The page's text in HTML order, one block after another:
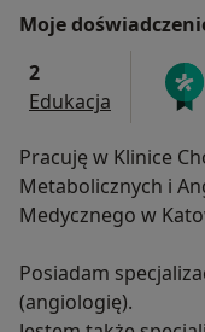
Moje
2
Edukacja
Pracuję w Klinice
Metabolicznych i
Medycznego w
Posiadam specjalizację z zakresu
(angiologię).